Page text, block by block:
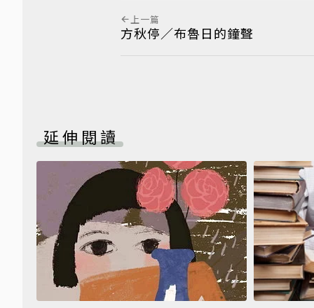
上一篇
方秋停／布魯日的鐘聲
延伸閱讀